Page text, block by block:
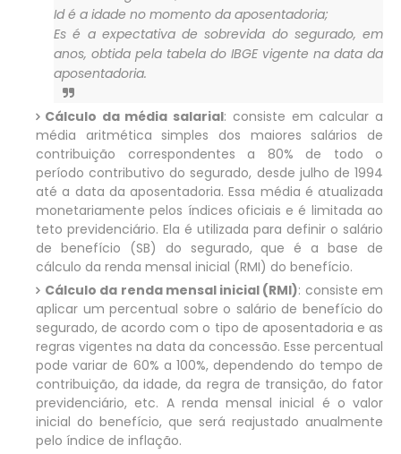
Idé a idade no momento da aposentadoria;
Es é a expectativa de sobrevida do segurado, em
anos, obtida pela tabela do IBGE vigente na data da
aposentadoria.
Cálculo da média salarial: consiste em calcular a
média aritmética simples dos maiores salários de
contribuição correspondentes a 80% de todo o
período contributivo do segurado, desde julho de 1994
até a data da aposentadoria. Essa média é atualizada
monetariamente pelos índices oficiais e é limitada ao
teto previdenciário. Ela é utilizada para definir o salário
de benefício (SB) do segurado, que é a base de
cálculo da renda mensal inicial (RMI) do benefício.
Cálculo da renda mensal inicial (RMI): consiste em
aplicar um percentual sobre o salário de benefício do
segurado, de acordo com o tipo de aposentadoria e as
regras vigentes na data da concessão. Esse percentual
pode variar de 60% a 100%, dependendo do tempo de
contribuição, da idade, da regra de transição, do fator
previdenciário, etc. A renda mensal inicial é o valor
inicial do benefício, que será reajustado anualmente
pelo índice de inflação.